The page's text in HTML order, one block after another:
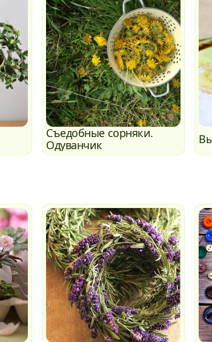
Съедобные сорняки.
Одуванчик